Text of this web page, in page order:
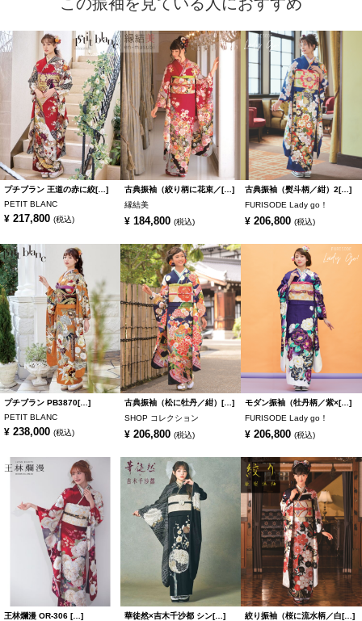
プチブラン 王道の赤に絞[…]
PETIT BLANC
¥ 217,800 (税込)
古典振袖（絞り柄に花束／[…]
縁結美
¥ 184,800 (税込)
古典振袖（熨斗柄／紺）2[…]
FURISODE Lady go！
¥ 206,800 (税込)
プチブラン PB3870[…]
PETIT BLANC
¥ 238,000 (税込)
古典振袖（松に牡丹／紺）[…]
SHOP コレクション
¥ 206,800 (税込)
モダン振袖（牡丹柄／紫×[…]
FURISODE Lady go！
¥ 206,800 (税込)
王林爛漫 OR-306 […]
華徒然×吉木千沙都 シン[…]
絞り振袖（桜に流水柄／白[…]